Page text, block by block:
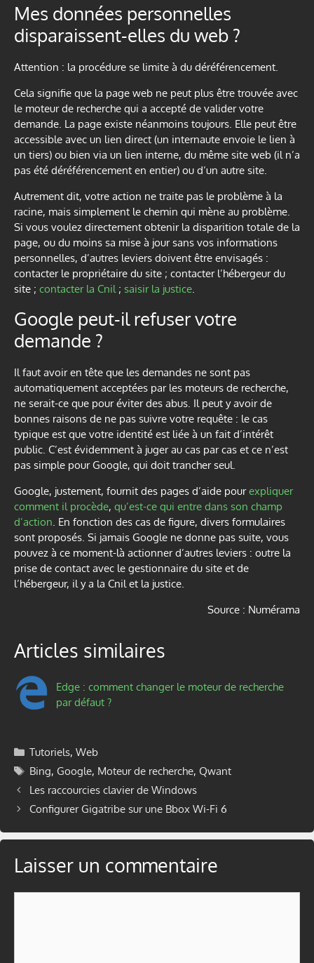
Mes données personnelles
disparaissent-elles du web ?
Attention : la procédure se limite à du déréférencement.
Cela signifie que la page web ne peut plus être trouvée avec
le moteur de recherche qui a accepté de valider votre
demande. La page existe néanmoins toujours. Elle peut être
accessible avec un lien direct (un internaute envoie le lien à
un tiers) ou bien via un lien interne, du même site web (il n’a
pas été déréférencement en entier) ou d’un autre site.
Autrement dit, votre action ne traite pas le problème à la
racine, mais simplement le chemin qui mène au problème.
Si vous voulez directement obtenir la disparition totale de la
page, ou du moins sa mise à jour sans vos informations
personnelles, d’autres leviers doivent être envisagés :
contacter le propriétaire du site ; contacter l’hébergeur du
site ; contacter la Cnil ; saisir la justice
Google peut-il refuser votre
demande ?
Il faut avoir en tête que les demandes ne sont pas
automatiquement acceptées par les moteurs de recherche,
ne serait-ce que pour éviter des abus. Il peut y avoir de
bonnes raisons de ne pas suivre votre requête : le cas
typique est que votre identité est liée à un fait d’intérêt
public. C’est évidemment à juger au cas par cas et ce n’est
pas simple pour Google, qui doit trancher seul.
Google, justement, fournit des pages d’aide pourexpliquer
comment il procède, qu’est-ce qui entre dans son champ
d’action . En fonction des cas de figure, divers formulaires
sont proposés. Si jamais Google ne donne pas suite, vous
pouvez à ce moment-là actionner d’autres leviers : outre la
prise de contact avec le gestionnaire du site et de
l’hébergeur, il y a la Cnil et la justice.
Source : Numérama
Articles similaires
Edge : comment changer le moteur de recherche
par défaut ?
Catégories
Tutoriels, Web
Étiquettes
Bing, Google, Moteur de recherche, Qwant
Les raccourcies clavier de Windows
Configurer Gigatribe sur une Bbox Wi-Fi 6
Laisser un commentaire